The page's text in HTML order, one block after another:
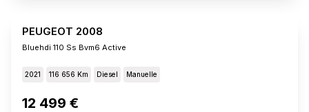
PEUGEOT 2008
Bluehdi 110 Ss Bvm6 Active
2021 116 656 Km Diesel Manuelle
12 499 €